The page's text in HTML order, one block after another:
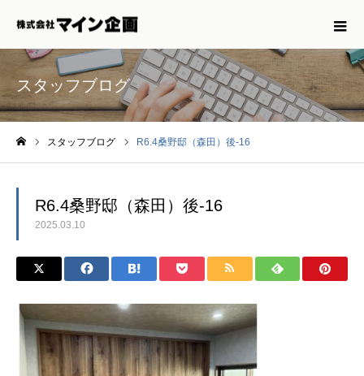
スタッフブログ
スタッフブログ R6.4桑野邸（森田）後-16
R6.4桑野邸（森田）後-16
2025.03.10